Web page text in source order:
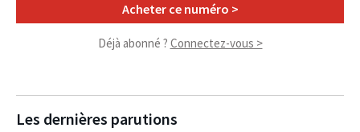
Acheter ce numéro >
Déjà abonné ? Connectez-vous >
Les dernières parutions